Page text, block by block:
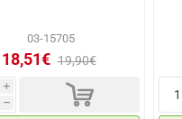
03-15705
18,51€ 19,90€
i
h d